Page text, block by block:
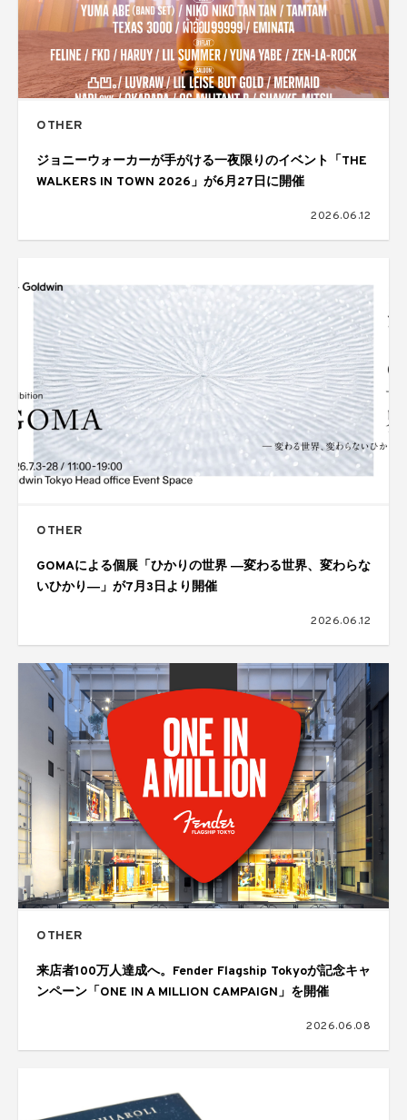
OTHER
ジョニーウォーカーが手がける一夜限りのイベント「THE
WALKERS IN TOWN 2026」が6月27日に開催
2026.06.12
OTHER
GOMAによる個展「ひかりの世界 ―変わる世界、変わらな
いひかり―」が7月3日より開催
2026.06.12
OTHER
来店者100万人達成へ。Fender Flagship Tokyoが記念キャ
ンペーン「ONE IN A MILLION CAMPAIGN」を開催
2026.06.08